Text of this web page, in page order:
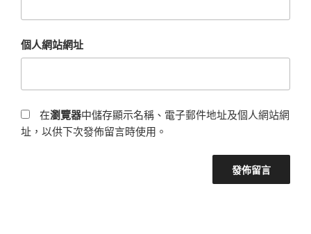
個人網站網址
在瀏覽器中儲存顯示名稱、電子郵件地址及個人網站網
址，以供下次發佈留言時使用。